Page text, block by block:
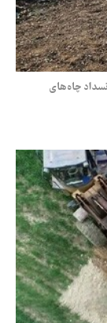
انسداد چاه‌های